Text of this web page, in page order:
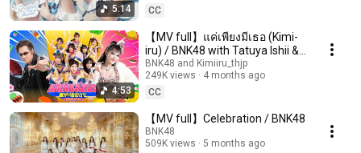
5:14
CC
4:53
【MV full】แค่เพียงมีเธอ (Kimi-
iru) / BNK48 with Tatuya Ishii &
Lamyai Haithongkham
BNK48 and Kimiiru_thjp
249K views
4 months ago
CC
【MV full】Celebration / BNK48
BNK48
509K views
5 months ago